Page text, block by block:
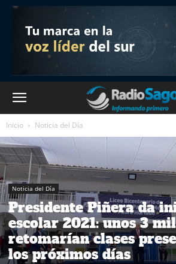
Inicio Noticia del Día
Noticia del Día
Presidente Piñera da
escolar 2021: unos 3
retomarían clases
los próximos días